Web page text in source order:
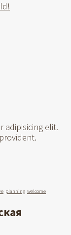
adipisicing elit.
planning welcome